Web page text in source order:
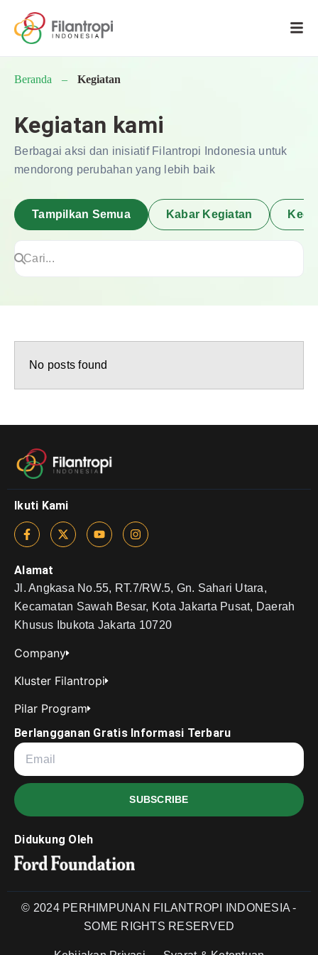
Beranda – Kegiatan
Kegiatan kami
Berbagai aksi dan inisiatif Filantropi Indonesia untuk
mendorong perubahan yang lebih baik
Tampilkan Semua Kabar Kegiatan
No posts found
Ikuti Kami
Alamat
Jl. Angkasa No.55, RT.7/RW.5, Gn. Sahari Utara,
Kecamatan Sawah Besar, Kota Jakarta Pusat, Daerah
Khusus Ibukota Jakarta 10720
Company
Kluster Filantropi
Pilar Program
Berlangganan Gratis Informasi Terbaru
SUBSCRIBE
Didukung Oleh
© 2024 PERHIMPUNAN FILANTROPI INDONESIA -
SOME RIGHTS RESERVED